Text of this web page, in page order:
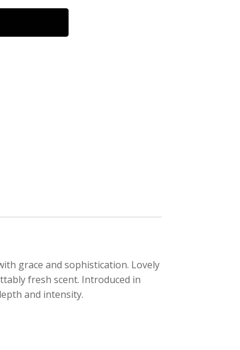
grace and sophistication. Lovely
fresh scent. Introduced in
and intensity.